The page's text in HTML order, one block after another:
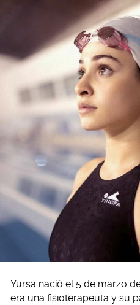
Yursa nació el 5 de marzo
era una fisioterapeuta y su